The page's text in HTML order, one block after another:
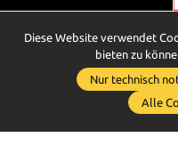
* Alle Preise inkl. gesetzl.
Innerhalb Deutschlands -
** Der Verkauf unterliegt der
(Gebrauchtgegenstände/
Umsatzsteuer bei
Diese Website verwendet
bieten zu
Nur technisch
Alle